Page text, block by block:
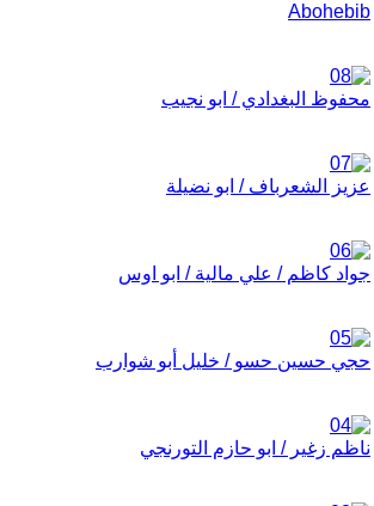
Abohebib
محفوظ البغدادي / ابو نجيب
عزيز الشعرباف / ابو نضيلة
جواد كاظم / علي مالية / ابو اوس
حجي حسين حسو / خليل أبو شوارب
ناظم زغير / ابو حازم التورنجي